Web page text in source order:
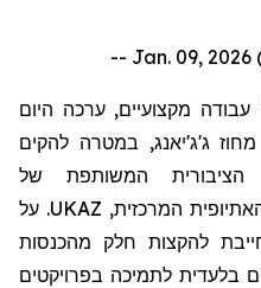
עבודה מקצועיים, ערכה היום
ג'ג'יאנג, במטרה להקים
הציבורית המשותפת של
לצד שותפתה האתיופית המרכזית, UKAZ. על
להקצות חלק מהכנסות
בלעדית לתמיכה בפרויקטים